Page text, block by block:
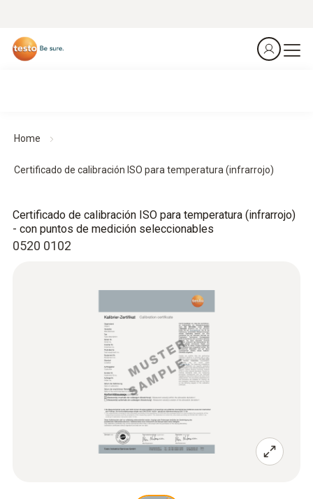
Home
Certificado de calibración ISO para temperatura (infrarrojo)
0520 0102
Certificado de calibración ISO para temperatura (infrarrojo)
- con puntos de medición seleccionables